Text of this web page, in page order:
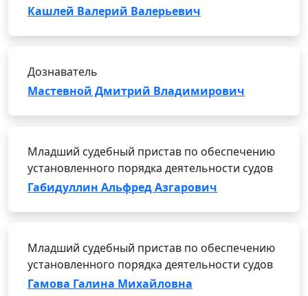
Кашлей Валерий Валерьевич
Дознаватель
Мастевной Дмитрий Владимирович
Младший судебный пристав по обеспечению
установленного порядка деятельности судов
Габидуллин Альфред Азгарович
Младший судебный пристав по обеспечению
установленного порядка деятельности судов
Гамова Галина Михайловна